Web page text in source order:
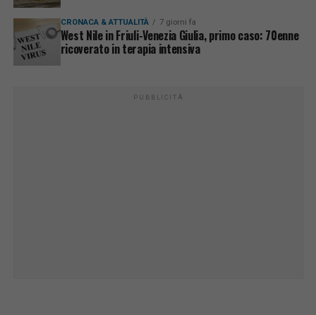
CRONACA & ATTUALITÀ 7 giorni fa
West Nile in Friuli-Venezia Giulia, primo caso: 70enne
ricoverato in terapia intensiva
PUBBLICITÀ